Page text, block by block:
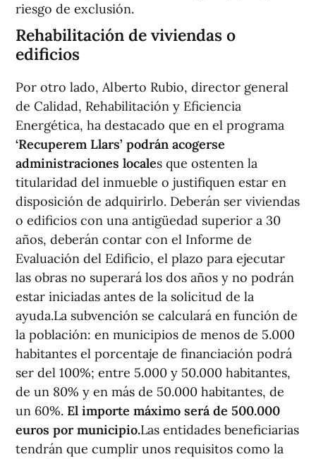
riesgo de exclusión.
Rehabilitación de viviendas o
edificios
Por otro lado, Alberto Rubio, director general
de Calidad, Rehabilitación y Eficiencia
Energética, ha destacado que en el programa
‘Recuperem Llars’ podrán acogerse
administraciones locales que ostenten la
titularidad del inmueble o justifiquen estar en
disposición de adquirirlo. Deberán ser viviendas
o edificios con una antigüedad superior a 30
años, deberán contar con el Informe de
Evaluación del Edificio, el plazo para ejecutar
las obras no superará los dos años y no podrán
estar iniciadas antes de la solicitud de la
ayuda.La subvención se calculará en función de
la población: en municipios de menos de 5.000
habitantes el porcentaje de financiación podrá
ser del 100%; entre 5.000 y 50.000 habitantes,
de un 80% y en más de 50.000 habitantes, de
un 60%. El importe máximo será de 500.000
euros por municipio.Las entidades beneficiarias
tendrán que cumplir unos requisitos como la